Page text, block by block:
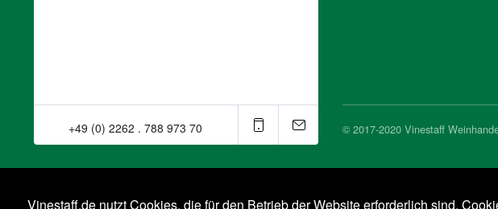
+49 (0) 2262 . 788 973 70⁠ © 2017-2020 Vinestaff
Vinestaff.de nutzt Cookies, die für den Betrieb der Website erforderlich sind.